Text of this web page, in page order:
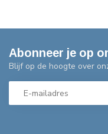
Abonneer je op
Blijf op de hoogte over